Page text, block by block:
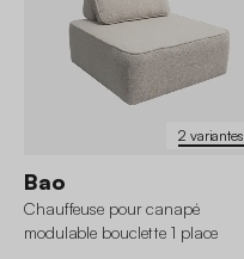
2 variantes
Bao
Chauffeuse pour canapé
modulable bouclette 1 place